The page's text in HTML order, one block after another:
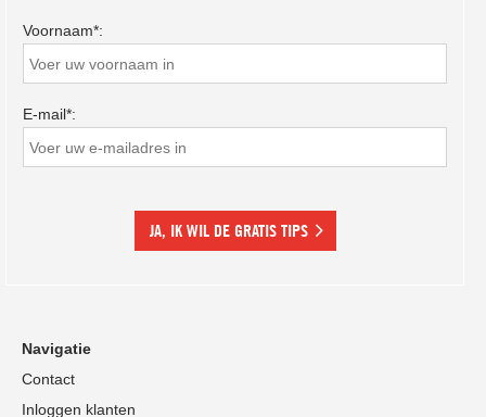
Voornaam*:
E-mail*:
JA, IK WIL DE GRATIS TIPS
Navigatie
Contact
Inloggen klanten